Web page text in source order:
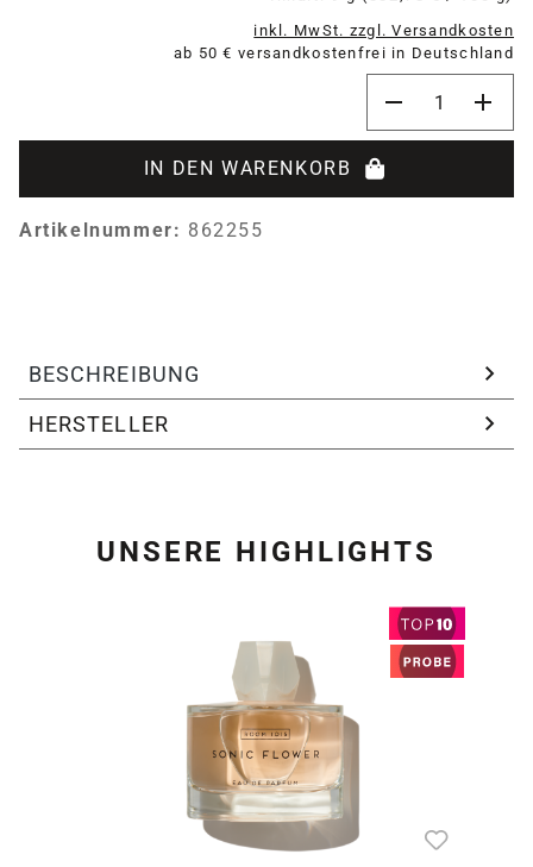
inkl. MwSt. zzgl. Versandkosten
ab 50 € versandkostenfrei in Deutschland
IN DEN WARENKORB
Artikelnummer: 862255
BESCHREIBUNG
HERSTELLER
UNSERE HIGHLIGHTS